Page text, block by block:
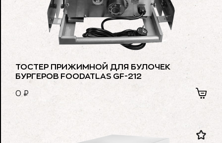
ТОСТЕР ПРИЖИМНОЙ ДЛЯ БУЛОЧЕК
БУРГЕРОВ FOODATLAS GF-212
0 ₽